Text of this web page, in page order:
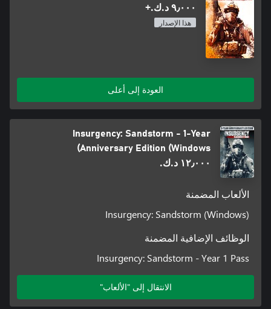
٩٫٠٠٠ د.ك.‏+
هذا الإصدار
العودة إلى أعلى
Insurgency: Sandstorm - 1-Year
Anniversary Edition (Windows)
١٢٫٠٠٠ د.ك.‏
الألعاب المضمنة
Insurgency: Sandstorm (Windows)
الوظائف الإضافية المضمنة
Insurgency: Sandstorm - Year 1 Pass
الانتقال إلى "الألعاب"